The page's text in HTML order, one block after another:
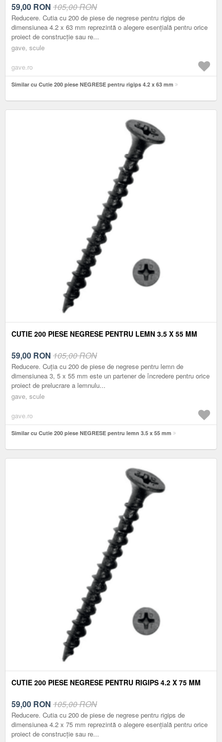
59,00 RON 105,00 RON
Reducere. Cutia cu 200 de piese de negrese pentru rigips de
dimensiunea 4.2 x 63 mm reprezintă o alegere esențială pentru orice
proiect de construcție sau re...
gave, scule
gave.ro
Similar cu Cutie 200 piese NEGRESE pentru rigips 4.2 x 63 mm
CUTIE 200 PIESE NEGRESE PENTRU LEMN 3.5 X 55 MM
59,00 RON 105,00 RON
Reducere. Cuția cu 200 de piese de negrese pentru lemn de
dimensiunea 3, 5 x 55 mm este un partener de încredere pentru orice
proiect de prelucrare a lemnulu...
gave, scule
gave.ro
Similar cu Cutie 200 piese NEGRESE pentru lemn 3.5 x 55 mm
CUTIE 200 PIESE NEGRESE PENTRU RIGIPS 4.2 X 75 MM
59,00 RON 105,00 RON
Reducere. Cutia cu 200 de piese de negrese pentru rigips de
dimensiunea 4.2 x 75 mm reprezintă o alegere esențială pentru orice
proiect de construcție sau re...